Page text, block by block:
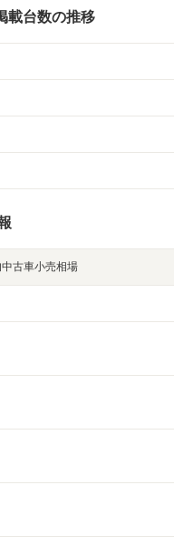
載台数の推移
古車小売相場